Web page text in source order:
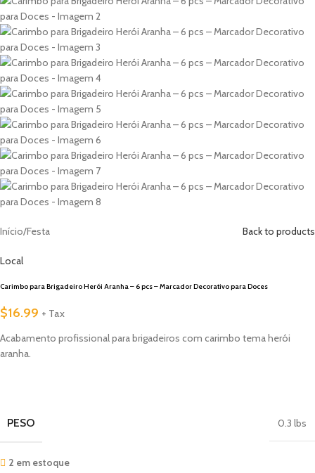
Início/Festa Back to products
Local
Carimbo para Brigadeiro Herói Aranha – 6 pcs – Marcador Decorativo para Doces
$16.99 + Tax
Acabamento profissional para brigadeiros com carimbo tema herói
aranha.
PESO 0.3 lbs
2 em estoque